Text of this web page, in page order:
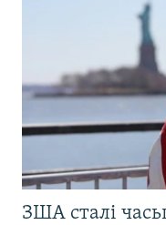
ЗША сталі